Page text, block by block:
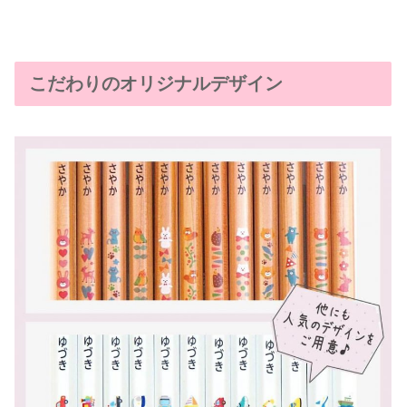
こだわりのオリジナルデザイン